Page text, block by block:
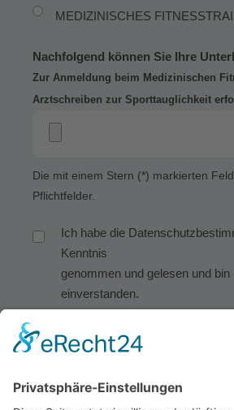
MEDIZINISCHES
Nachfolgend können Sie Ihre
Zur Anmeldung beim Medizinischen
Arztschreiben zur Sporttauglichkeit
Die mit einem Stern (*) markierten
Pflichtfelder.
Ich habe die
Kenntnis
genommen und gelesen und bin
einverstanden.